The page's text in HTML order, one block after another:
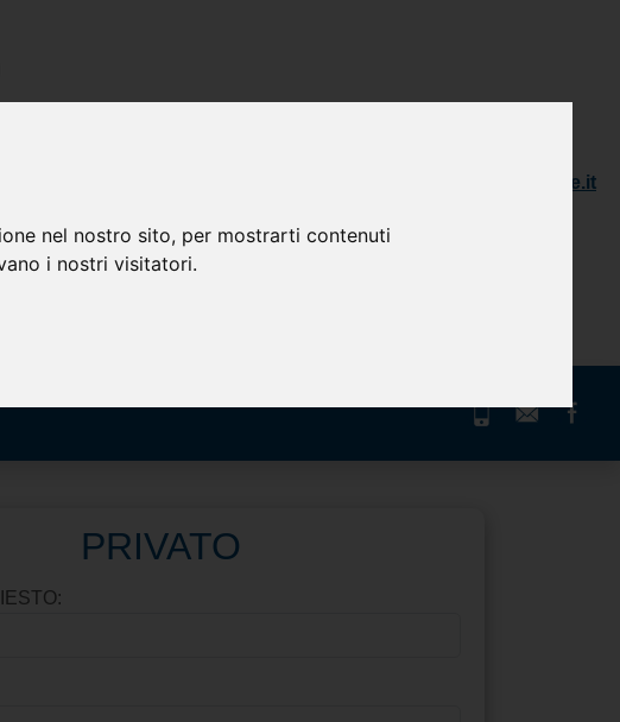
nel nostro sito, per mostrarti contenuti
i nostri visitatori.
info@ameconvienefinance.it
PRIVATO